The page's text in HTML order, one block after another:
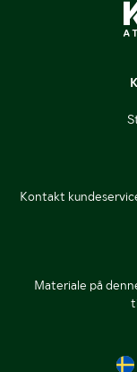
Kontakt
Materiale på